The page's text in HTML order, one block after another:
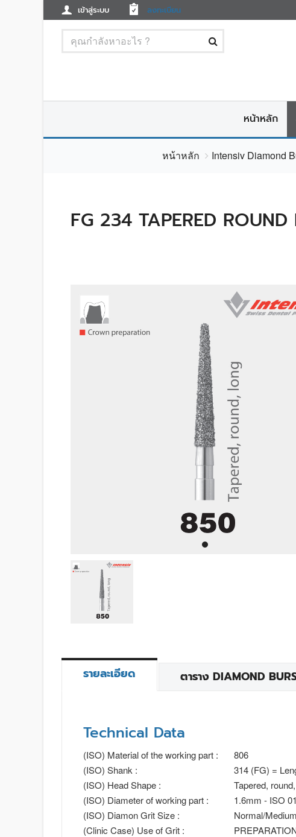
เข้าสู่ระบบ ลงทะเบียน
หน้าหลัก
หน้าหลัก Intensiv Diamond
FG 234 TAPERED
รายละเอียด ตาราง DIAMOND
Technical Data
(ISO) Material of the working part :
806
(ISO) Shank :
314 (FG) =
(ISO) Head Shape :
Tapered,
(ISO) Diameter of working part :
1.6mm - ISO
(ISO) Diamon Grit Size :
Normal/
(Clinic Case) Use of Grit :